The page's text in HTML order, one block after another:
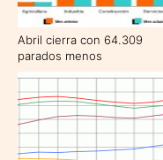
Abril cierra con 64.309
parados menos